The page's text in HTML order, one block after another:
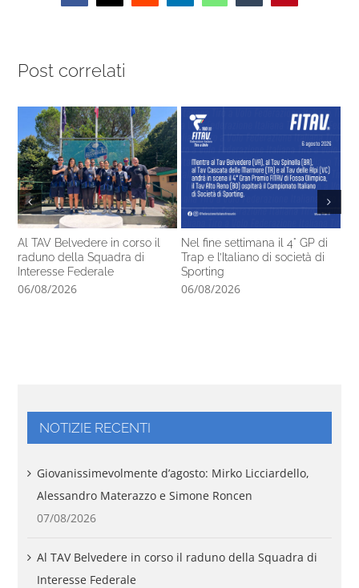
Post correlati
Al TAV Belvedere in corso il
raduno della Squadra di
Interesse Federale
06/08/2026
Nel fine settimana il 4° GP di
Trap e l’Italiano di società di
Sporting
06/08/2026
NOTIZIE RECENTI
Giovanissimevolmente d’agosto: Mirko Licciardello,
Alessandro Materazzo e Simone Roncen
07/08/2026
Al TAV Belvedere in corso il raduno della Squadra di
Interesse Federale